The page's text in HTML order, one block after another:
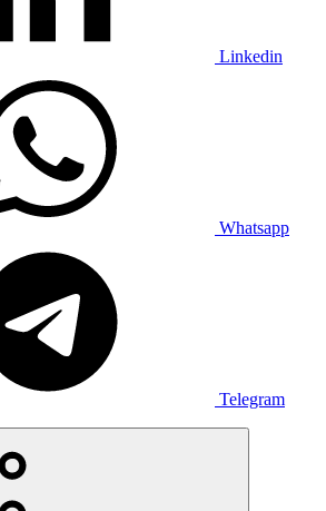
Linkedin
Whatsapp
Telegram